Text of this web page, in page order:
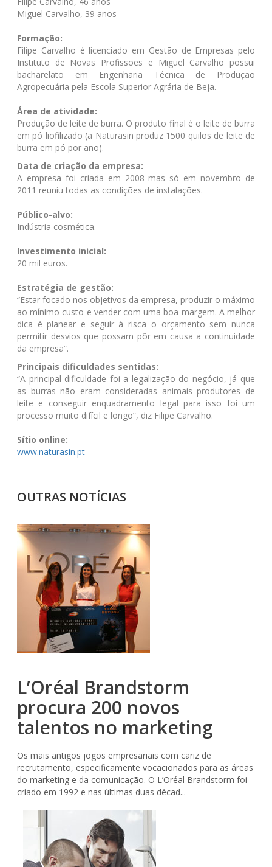
Miguel Carvalho, 39 anos
Formação:
Filipe Carvalho é licenciado em Gestão de Empresas pelo
Instituto de Novas Profissões e Miguel Carvalho possui
bacharelato em Engenharia Técnica de Produção
Agropecuária pela Escola Superior Agrária de Beja.
Área de atividade:
Produção de leite de burra. O produto final é o leite de burra
em pó liofilizado (a Naturasin produz 1500 quilos de leite de
burra em pó por ano).
Data de criação da empresa:
A empresa foi criada em 2008 mas só em novembro de
2011 reuniu todas as condições de instalações.
Público-alvo:
Indústria cosmética.
Investimento inicial:
20 mil euros.
Estratégia de gestão:
“Estar focado nos objetivos da empresa, produzir o máximo
ao mínimo custo e vender com uma boa margem. A melhor
dica é planear e seguir à risca o orçamento sem nunca
permitir desvios que possam pôr em causa a continuidade
da empresa”.
Principais dificuldades sentidas:
“A principal dificuldade foi a legalização do negócio, já que
as burras não eram consideradas animais produtores de
leite e conseguir enquadramento legal para isso foi um
processo muito difícil e longo”, diz Filipe Carvalho.
Sítio online:
www.naturasin.pt
OUTRAS NOTÍCIAS
L’Oréal Brandstorm
procura 200 novos
talentos no marketing
Os mais antigos jogos empresariais com cariz de
recrutamento, especificamente vocacionados para as áreas
do marketing e da comunicação. O L’Oréal Brandstorm foi
criado em 1992 e nas últimas duas décad...